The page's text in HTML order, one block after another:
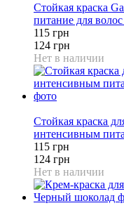
Стойкая краска
питание для
115 грн
124 грн
Нет в наличии
Стойкая краска
интенсивным
115 грн
124 грн
Нет в наличии